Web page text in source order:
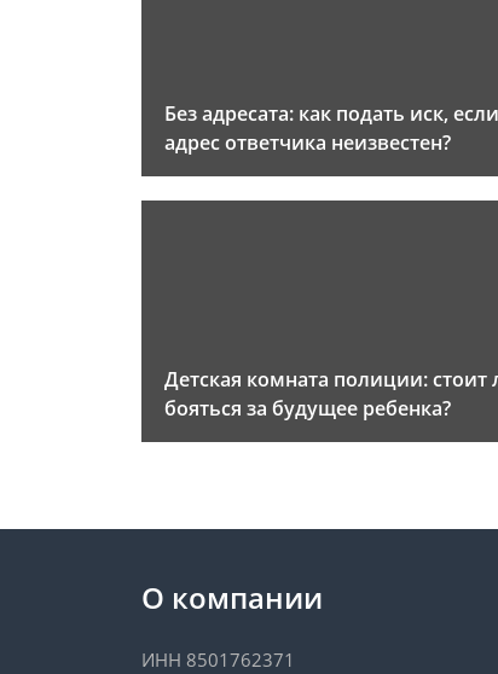
Без адресата: как подать иск, если
адрес ответчика неизвестен?
Детская комната полиции: стоит
бояться за будущее ребенка?
О компании
ИНН 8501762371